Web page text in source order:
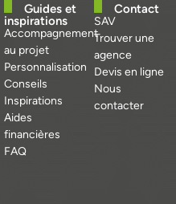
Guides et
inspirations
Accompagnement
au projet
Personnalisation
Conseils
Inspirations
Aides
financières
FAQ
Contact
SAV
Trouver une
agence
Devis en ligne
Nous
contacter